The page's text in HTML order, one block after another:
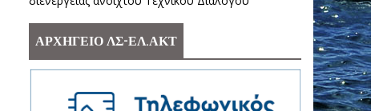
ΑΡΧΗΓΕΙΟ ΛΣ-ΕΛ.ΑΚΤ